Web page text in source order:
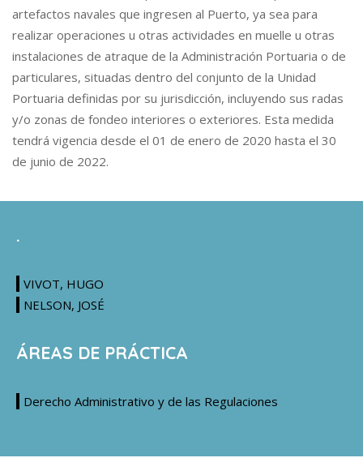
artefactos navales que ingresen al Puerto, ya sea para
realizar operaciones u otras actividades en muelle u otras
instalaciones de atraque de la Administración Portuaria o de
particulares, situadas dentro del conjunto de la Unidad
Portuaria definidas por su jurisdicción, incluyendo sus radas
y/o zonas de fondeo interiores o exteriores. Esta medida
tendrá vigencia desde el 01 de enero de 2020 hasta el 30
de junio de 2022.
.
VIVOT, HUGO
NELSON, JOSÉ
ÁREAS DE PRÁCTICA
Derecho Administrativo y de las Regulaciones